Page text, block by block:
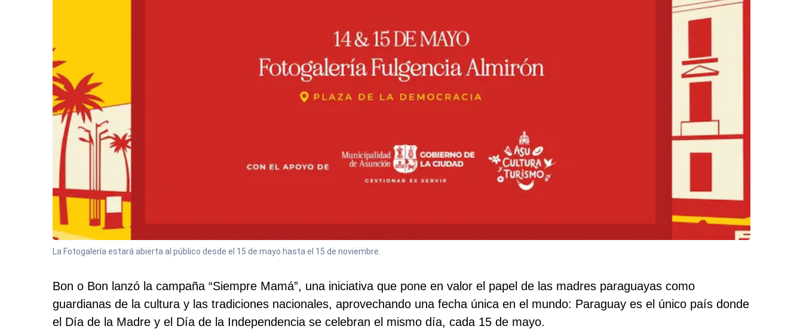
La Fotogalería estará abierta al público desde el 15 de mayo hasta el 15 de noviembre.
Bon o Bon lanzó la campaña “Siempre Mamá”, una iniciativa que pone en valor el papel de las madres paraguayas como
guardianas de la cultura y las tradiciones nacionales, aprovechando una fecha única en el mundo: Paraguay es el único país donde
el Día de la Madre y el Día de la Independencia se celebran el mismo día, cada 15 de mayo.